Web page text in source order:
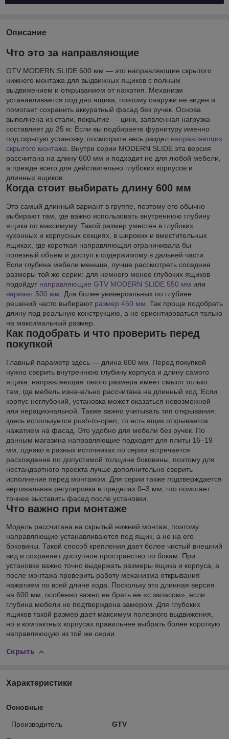
Описание
Что это за направляющие
GTV MODERN SLIDE 600 мм — это направляющие скрытого
нижнего монтажа для выдвижных ящиков с полным
выдвижением и открыванием от нажатия. Механизм
устанавливается под дно ящика, поэтому снаружи не виден и
помогает сохранить аккуратный фасад без ручек. Основа
выполнена из стали, покрытие — цинк, заявленная нагрузка
составляет до 25 кг. Если вы подбираете фурнитуру именно
под скрытую установку, посмотрите весь раздел направляющих
скрытого монтажа. Внутри серии MODERN SLIDE эта версия
рассчитана на длину 600 мм и подходит не для любой мебели,
а прежде всего для действительно глубоких корпусов и
длинных ящиков.
Когда стоит выбирать длину 600 мм
Это самый длинный вариант в группе, поэтому его обычно
выбирают там, где важно использовать внутреннюю глубину
ящика по максимуму. Такой размер уместен в глубоких
кухонных и корпусных секциях, в широких и вместительных
ящиках, где короткая направляющая ограничивала бы
полезный объем и доступ к содержимому в дальней части.
Если глубина мебели меньше, лучше рассмотреть соседние
размеры той же серии: для немного менее глубоких ящиков
подойдут направляющие GTV MODERN SLIDE 550 мм или
вариант 500 мм . Для более универсальных по глубине
решений часто выбирают размер 450 мм . Так проще подобрать
длину под реальную конструкцию, а не ориентироваться только
на максимальный размер.
Как подобрать и что проверить перед
покупкой
Главный параметр здесь — длина 600 мм. Перед покупкой
нужно сверить внутреннюю глубину корпуса и длину самого
ящика: направляющая такого размера имеет смысл только
там, где мебель изначально рассчитана на длинный ход. Если
корпус неглубокий, установка может оказаться невозможной
или нерациональной. Также важно учитывать тип открывания:
здесь используется push-to-open, то есть ящик открывается
нажатием на фасад. Это удобно для мебели без ручек. По
данным магазина направляющие подходят для плиты 16–19
мм, однако в разных источниках по серии встречается
расхождение по допустимой толщине боковины, поэтому для
нестандартного проекта лучше дополнительно сверить
исполнение перед монтажом. Для серии также подтверждается
вертикальная регулировка в пределах 0–3 мм, что помогает
точнее выставить фасад после установки.
Что важно при монтаже
Модель рассчитана на скрытый нижний монтаж, поэтому
направляющие устанавливаются под ящик, а не на его
боковины. Такой способ крепления дает более чистый внешний
вид и сохраняет доступное пространство по бокам. При
установке важно точно выдержать размеры ящика и корпуса, а
после монтажа проверить работу механизма открывания
нажатием по всей длине хода. Поскольку это длинная версия
на 600 мм, особенно важно не брать ее «с запасом», если
глубина мебели не подтверждена замером. Для глубоких
ящиков такой размер дает максимум полезного выдвижения,
но в компактных корпусах правильнее выбрать более короткую
направляющую из той же серии.
Скрыть
Характеристики
Основные
Производитель GTV